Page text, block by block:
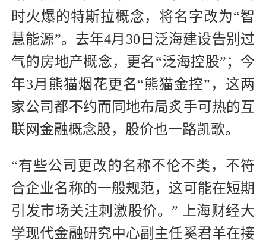
时火爆的特斯拉概念，将名字改为“智
慧能源”。去年4月30日泛海建设告别过
气的房地产概念，更名“泛海控股”；今
年3月熊猫烟花更名“熊猫金控”，这两
家公司都不约而同地布局炙手可热的互
联网金融概念股，股价也一路凯歌。
“有些公司更改的名称不伦不类，不符
合企业名称的一般规范，这可能在短期
引发市场关注刺激股价。” 上海财经大
学现代金融研究中心副主任奚君羊在接